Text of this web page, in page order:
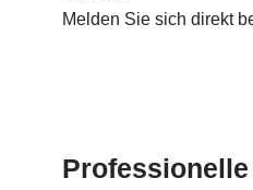
Melden Sie sich direkt